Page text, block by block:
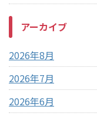
アーカイブ
2026年8月
2026年7月
2026年6月